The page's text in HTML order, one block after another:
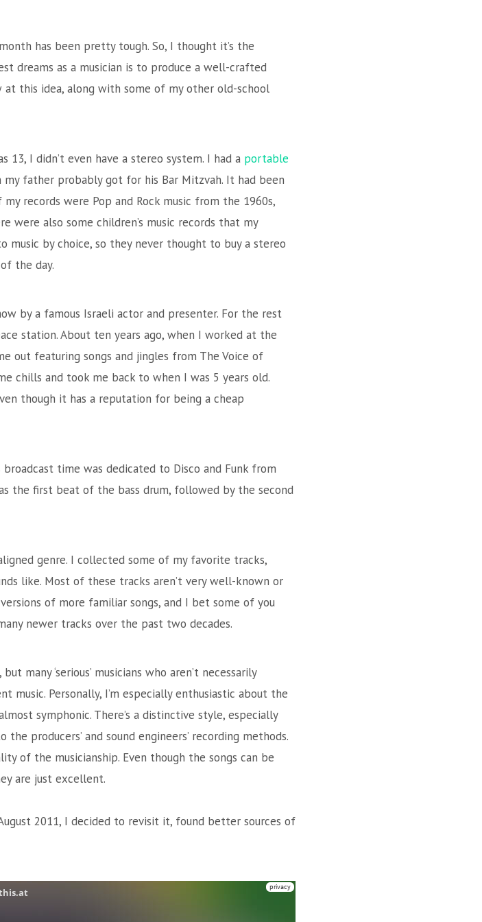
has been pretty tough. So, I thought it’s the
dreams as a musician is to produce a well-crafted
at this idea, along with some of my other old-school
13, I didn’t even have a stereo system. I had a portable
father probably got for his Bar Mitzvah. It had been
records were Pop and Rock music from the 1960s,
were also some children’s music records that my
by choice, so they never thought to buy a stereo
the day.
by a famous Israeli actor and presenter. For the rest
station. About ten years ago, when I worked at the
out featuring songs and jingles from The Voice of
chills and took me back to when I was 5 years old.
though it has a reputation for being a cheap
time was dedicated to Disco and Funk from
the first beat of the bass drum, followed by the second
genre. I collected some of my favorite tracks,
like. Most of these tracks aren’t very well-known or
of more familiar songs, and I bet some of you
newer tracks over the past two decades.
many ‘serious’ musicians who aren’t necessarily
music. Personally, I’m especially enthusiastic about the
symphonic. There’s a distinctive style, especially
producers’ and sound engineers’ recording methods.
of the musicianship. Even though the songs can be
are just excellent.
2011, I decided to revisit it, found better sources of